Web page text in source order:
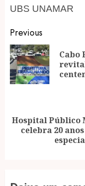
UBS UNAMAR
Post
navigation
Previous
Cabo
Next
Hospital Público
celebra 20